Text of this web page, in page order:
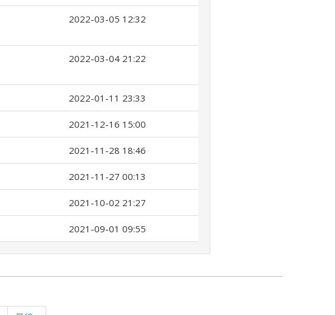
2022-03-05 12:32
2022-03-04 21:22
2022-01-11 23:33
2021-12-16 15:00
2021-11-28 18:46
2021-11-27 00:13
2021-10-02 21:27
2021-09-01 09:55